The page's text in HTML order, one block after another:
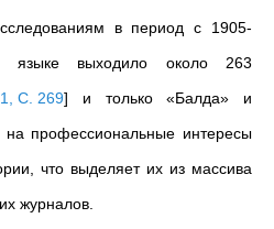
в период с 1905-
языке выходило около 263
С. 269] и только «Балда» и
на профессиональные интересы
что выделяет их из массива
журналов.